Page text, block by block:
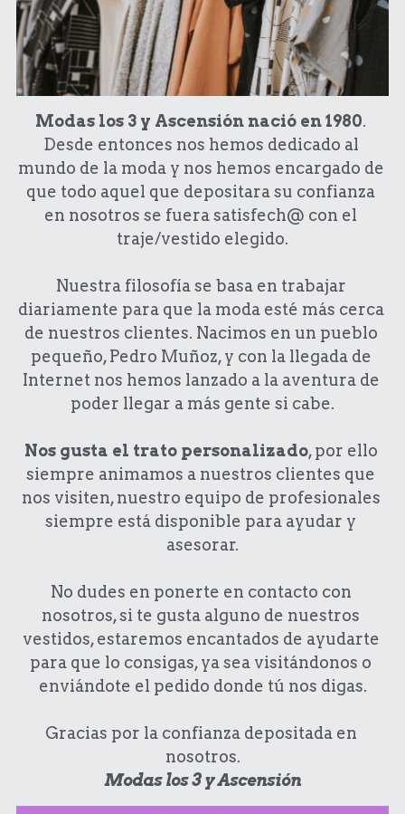
Desistimiento
Buscar
644 929 051
Modas los 3 y Ascensión nació en 1980.
Desde entonces nos hemos dedicado al
mundo de la moda y nos hemos encargado de
que todo aquel que depositara su confianza
en nosotros se fuera satisfech@ con el
traje/vestido elegido.
Nuestra filosofía se basa en trabajar
diariamente para que la moda esté más cerca
de nuestros clientes. Nacimos en un pueblo
pequeño, Pedro Muñoz, y con la llegada de
Internet nos hemos lanzado a la aventura de
poder llegar a más gente si cabe.
Nos gusta el trato personalizado, por ello
siempre animamos a nuestros clientes que
nos visiten, nuestro equipo de profesionales
siempre está disponible para ayudar y
asesorar.
No dudes en ponerte en contacto con
nosotros, si te gusta alguno de nuestros
vestidos, estaremos encantados de ayudarte
para que lo consigas, ya sea visitándonos o
enviándote el pedido donde tú nos digas.
Gracias por la confianza depositada en
nosotros.
Modas los 3 y Ascensión
Sonia Peña
Mujer
Hombre
Trajes